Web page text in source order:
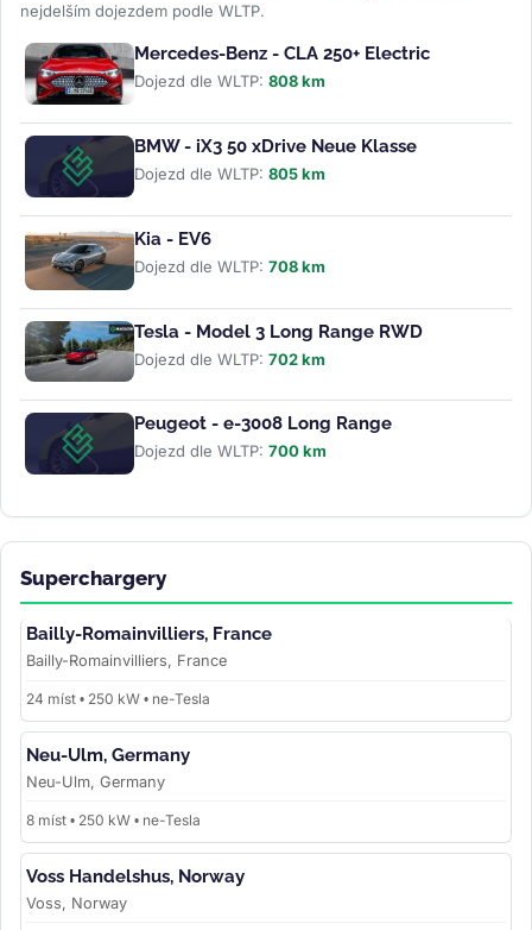
nejdelším dojezdem podle WLTP.
Mercedes-Benz - CLA 250+ Electric
Dojezd dle WLTP: 808 km
BMW - iX3 50 xDrive Neue Klasse
Dojezd dle WLTP: 805 km
Kia - EV6
Dojezd dle WLTP: 708 km
Tesla - Model 3 Long Range RWD
Dojezd dle WLTP: 702 km
Peugeot - e-3008 Long Range
Dojezd dle WLTP: 700 km
Superchargery
Bailly-Romainvilliers, France
Bailly-Romainvilliers, France
24 míst • 250 kW • ne-Tesla
Neu-Ulm, Germany
Neu-Ulm, Germany
8 míst • 250 kW • ne-Tesla
Voss Handelshus, Norway
Voss, Norway